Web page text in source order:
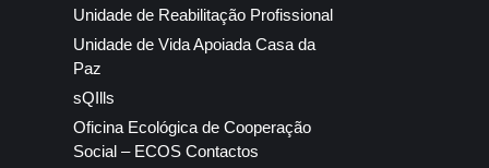
Unidade de Reabilitação Profissional
Unidade de Vida Apoiada Casa da
Paz
sQIlls
Oficina Ecológica de Cooperação
Social – ECOS Contactos